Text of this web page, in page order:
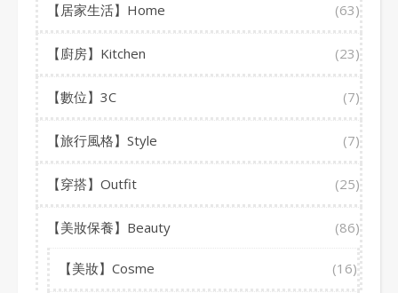
【居家生活】Home (63)
【廚房】Kitchen (23)
【數位】3C (7)
【旅行風格】Style (7)
【穿搭】Outfit (25)
【美妝保養】Beauty (86)
【美妝】Cosme (16)